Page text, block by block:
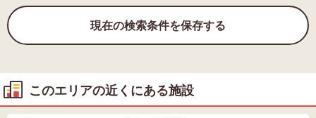
現在の検索条件を保存する
このエリアの近くにある施設